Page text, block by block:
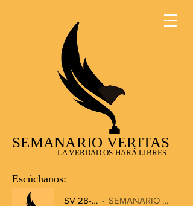
SEMANARIO VERITAS
LA VERDAD OS HARÁ LIBRES
Escúchanos:
SV 28-12-2025
SEMANARIO VERITAS RADIO